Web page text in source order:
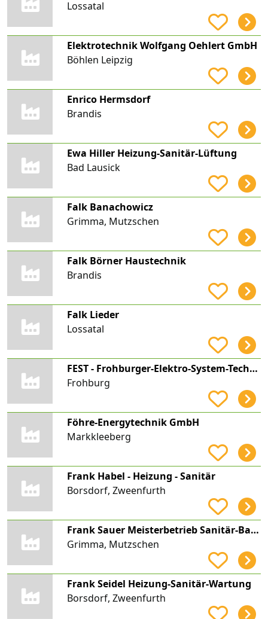
Lossatal
Elektrotechnik Wolfgang Oehlert GmbH
Böhlen Leipzig
Enrico Hermsdorf
Brandis
Ewa Hiller Heizung-Sanitär-Lüftung
Bad Lausick
Falk Banachowicz
Grimma, Mutzschen
Falk Börner Haustechnik
Brandis
Falk Lieder
Lossatal
FEST - Frohburger-Elektro-System-Technik GmbH
Frohburg
Föhre-Energytechnik GmbH
Markkleeberg
Frank Habel - Heizung - Sanitär
Borsdorf, Zweenfurth
Frank Sauer Meisterbetrieb Sanitär-Bauklempnerei-Gas-Heizung
Grimma, Mutzschen
Frank Seidel Heizung-Sanitär-Wartung
Borsdorf, Zweenfurth